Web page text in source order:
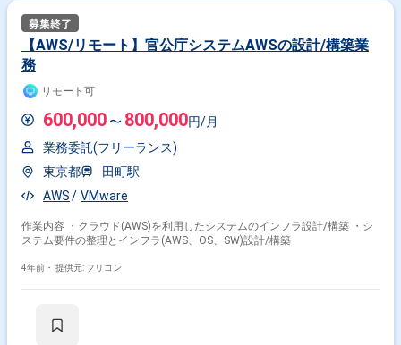
【AWS/リモート】官公庁システムAWSの設計/構築業
務
リモート可
600,000 〜 800,000円/月
業務委託(フリーランス)
東京都
田町駅
AWS
VMware
作業内容 ・クラウド(AWS)を利用したシステムのインフラ設計/構築 ・シ
ステム要件の整理とインフラ(AWS、OS、SW)設計/構築
4年前・ 提供元: フリコン